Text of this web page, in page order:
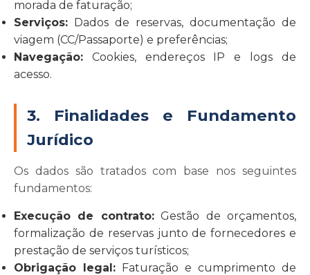
morada de faturação;
Serviços: Dados de reservas, documentação de
viagem (CC/Passaporte) e preferências;
Navegação: Cookies, endereços IP e logs de
acesso.
3. Finalidades e Fundamento
Jurídico
Os dados são tratados com base nos seguintes
fundamentos:
Execução de contrato:Gestão de orçamentos,
formalização de reservas junto de fornecedores e
prestação de serviços turísticos;
Obrigação legal: Faturação e cumprimento de